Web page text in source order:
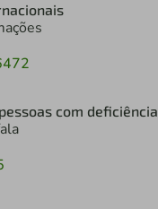
com deficiência